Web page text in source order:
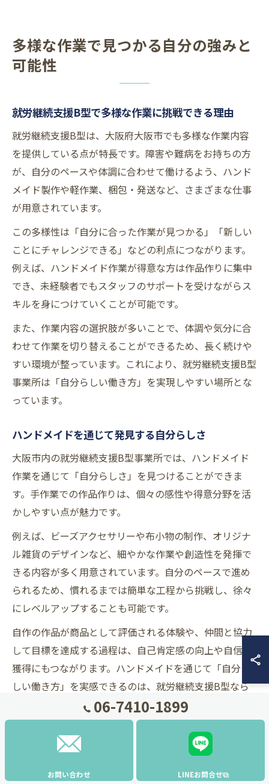
多様な作業で見つかる自分の強みと
可能性
就労継続支援B型で多様な作業に挑戦できる理由
就労継続支援B型は、大阪府大阪市でも多様な作業内容
を提供している点が特長です。障害や難病をお持ちの方
が、自分のペースや体調に合わせて働けるよう、ハンド
メイド製作や軽作業、梱包・発送など、さまざまな仕事
が用意されています。
この多様性は「自分に合った作業が見つかる」「新しい
ことにチャレンジできる」などの利点につながります。
例えば、ハンドメイド作業が得意な方は作品作りに集中
でき、未経験者でもスタッフのサポートを受けながらス
キルを身につけていくことが可能です。
また、作業内容の選択肢が多いことで、体調や気分に合
わせて作業を切り替えることができるため、長く続けや
すい環境が整っています。これにより、就労継続支援B型
事業所は「自分らしい働き方」を実現しやすい場所とな
っています。
ハンドメイドを通じて発見する自分らしさ
大阪市内の就労継続支援B型事業所では、ハンドメイド
作業を通じて「自分らしさ」を見つけることができま
す。手作業での作品作りは、個々の感性や得意分野を活
かしやすい点が魅力です。
例えば、ビーズアクセサリーや布小物の制作、オリジナ
ル雑貨のデザインなど、細やかな作業や創造性を発揮で
きる内容が多く用意されています。自分のペースで進め
られるため、慣れるまでは簡単な工程から挑戦し、徐々
にレベルアップすることも可能です。
自作の作品が商品として評価される体験や、仲間と協力
して目標を達成する過程は、自己肯定感の向上や自信の
獲得にもつながります。ハンドメイドを通じて「自分ら
しい働き方」を実感できるのは、就労継続支援B型なら
ではの大きなメリットです。
作業の幅が広がる就労継続支援B型の魅力とは
い点にあります。ハンドメイド作業だけでなく、梱包や
06-7410-1899
お問い合わせ LINEお問合せ